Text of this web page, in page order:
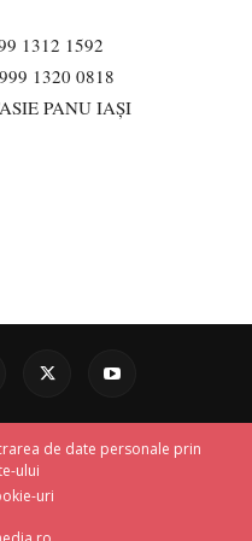
1312 1592
1320 0818
PANU IAȘI
de date personale prin
ului
uri